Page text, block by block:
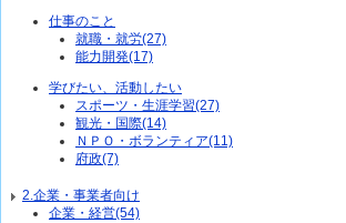
仕事のこと
就職・就労(27)
能力開発(17)
学びたい、活動したい
スポーツ・生涯学習(27)
観光・国際(14)
ＮＰＯ・ボランティア(11)
府政(7)
2.企業・事業者向け
企業・経営(54)